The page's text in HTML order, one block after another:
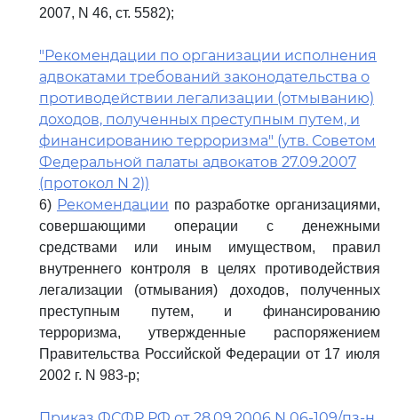
2007, N 46, ст. 5582);
"Рекомендации по организации исполнения
адвокатами требований законодательства о
противодействии легализации (отмыванию)
доходов, полученных преступным путем, и
финансированию терроризма" (утв. Советом
Федеральной палаты адвокатов 27.09.2007
(протокол N 2))
6) Рекомендации по разработке организациями,
совершающими операции с денежными
средствами или иным имуществом, правил
внутреннего контроля в целях противодействия
легализации (отмывания) доходов, полученных
преступным путем, и финансированию
терроризма, утвержденные распоряжением
Правительства Российской Федерации от 17 июля
2002 г. N 983-р;